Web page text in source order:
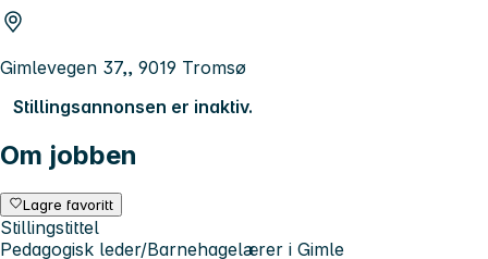
Gimlevegen 37,, 9019 Tromsø
Stillingsannonsen er inaktiv.
Om jobben
Lagre favoritt
Stillingstittel
Pedagogisk leder/Barnehagelærer i Gimle